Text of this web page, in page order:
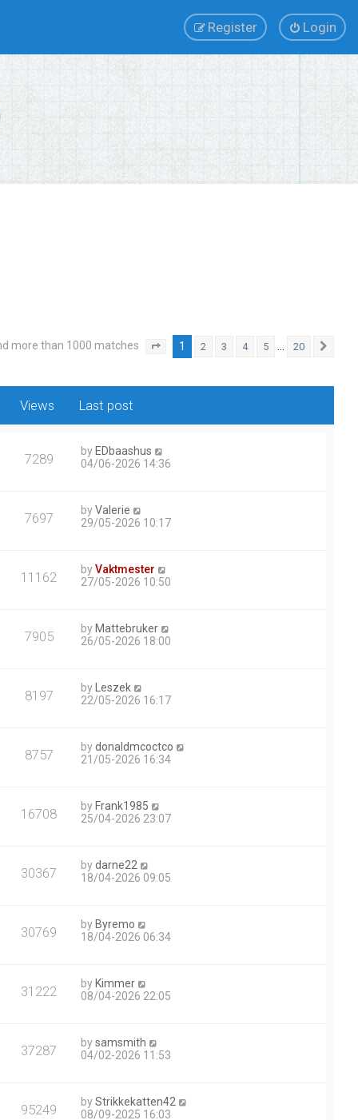
Login
Register
more than 1000 matches Page of
1 2 3 4 5 … 20
Views Last post
7289 by EDbaashus
04/06-2026 14:36
7697 byValerie
29/05-2026 10:17
11162 byVaktmester
27/05-2026 10:50
7905 by Mattebruker
26/05-2026 18:00
8197 by
Leszek
22/05-2026 16:17
8757 bydonaldmcoctco
21/05-2026 16:34
16708 by Frank1985
25/04-2026 23:07
30367 bydarne22
18/04-2026 09:05
30769 by Byremo
18/04-2026 06:34
31222 by Kimmer
08/04-2026 22:05
37287 bysamsmith
04/02-2026 11:53
95249 byStrikkekatten42
08/09-2025 16:03